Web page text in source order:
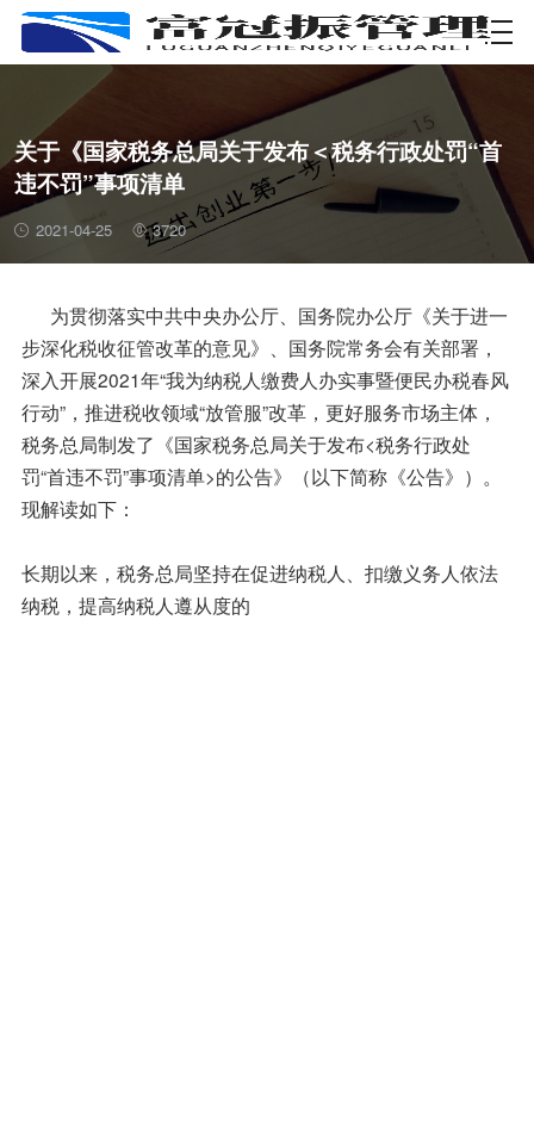
资质许可
关于《国家税务总局关于发布＜税务行政处罚“首
违不罚”事项清单
2021-04-25 3720
为贯彻落实中共中央办公厅、国务院办公厅《关于进一
步深化税收征管改革的意见》、国务院常务会有关部署，
深入开展2021年“我为纳税人缴费人办实事暨便民办税春风
行动”，推进税收领域“放管服”改革，更好服务市场主体，
税务总局制发了《国家税务总局关于发布<税务行政处
罚“首违不罚”事项清单>的公告》（以下简称《公告》）。
现解读如下：
长期以来，税务总局坚持在促进纳税人、扣缴义务人依法
纳税，提高纳税人遵从度的